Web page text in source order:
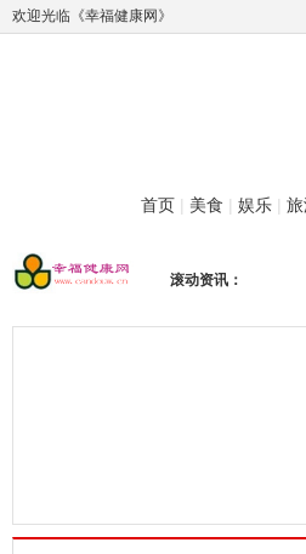
欢迎光临《幸福健康网》
首页 | 美食 | 娱乐 |
滚动资讯：